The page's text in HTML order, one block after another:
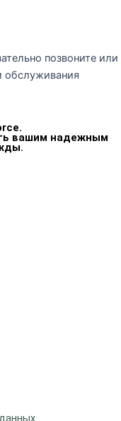
позвоните или
обслуживания
вашим надежным